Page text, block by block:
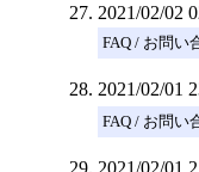
2021/02/02
FAQ / お問い
2021/02/01
FAQ / お問い
2021/02/01